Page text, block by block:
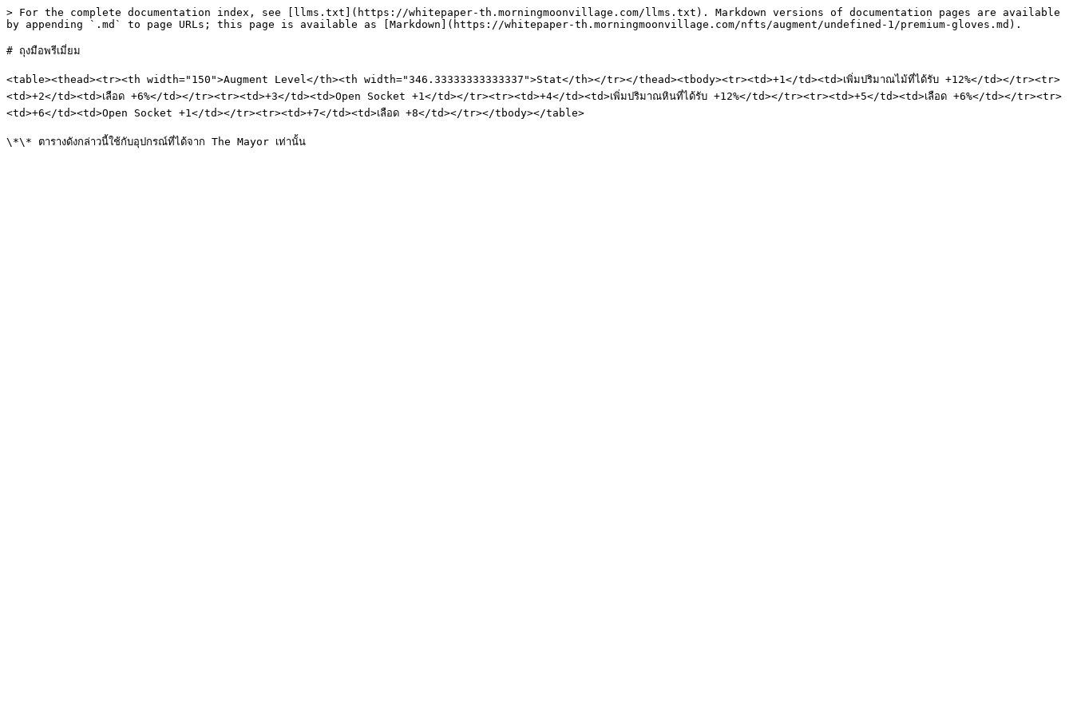
> For the complete documentation index, see [llms.txt](https://whitepaper-th.morningmoonvillage.com/llms.txt). Markdown versions of documentation pages are available
by appending `.md` to page URLs; this page is available as [Markdown](https://whitepaper-th.morningmoonvillage.com/nfts/augment/undefined-1/premium-gloves.md).
# ถุงมือพรีเมี่ยม
<table><thead><tr><th width="150">Augment Level</th><th width="346.33333333333337">Stat</th></tr></thead><tbody><tr><td>+1</td><td>เพิ่มปริมาณไม้ที่ได้รับ +12%</td></tr><tr>
<td>+2</td><td>เลือด +6%</td></tr><tr><td>+3</td><td>Open Socket +1</td></tr><tr><td>+4</td><td>เพิ่มปริมาณหินที่ได้รับ +12%</td></tr><tr><td>+5</td><td>เลือด +6%</td></tr><tr>
<td>+6</td><td>Open Socket +1</td></tr><tr><td>+7</td><td>เลือด +8</td></tr></tbody></table>